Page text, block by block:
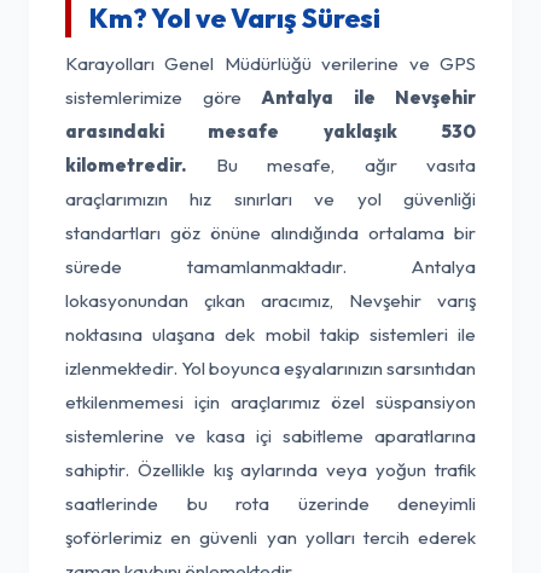
Km? Yol ve Varış Süresi
Karayolları Genel Müdürlüğü verilerine ve GPS
sistemlerimize göre Antalya ile Nevşehir
arasındaki mesafe yaklaşık 530
kilometredir. Bu mesafe, ağır vasıta
araçlarımızın hız sınırları ve yol güvenliği
standartları göz önüne alındığında ortalama bir
sürede tamamlanmaktadır. Antalya
lokasyonundan çıkan aracımız, Nevşehir varış
noktasına ulaşana dek mobil takip sistemleri ile
izlenmektedir. Yol boyunca eşyalarınızın sarsıntıdan
etkilenmemesi için araçlarımız özel süspansiyon
sistemlerine ve kasa içi sabitleme aparatlarına
sahiptir. Özellikle kış aylarında veya yoğun trafik
saatlerinde bu rota üzerinde deneyimli
şoförlerimiz en güvenli yan yolları tercih ederek